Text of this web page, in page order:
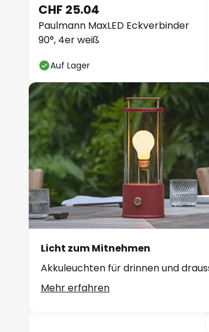
Paulmann MaxLED Eckverbinder
90°, 4er weiß
CHF 25.04
Auf Lager
Licht zum Mitnehmen
Akkuleuchten für drinnen und
Mehr erfahren